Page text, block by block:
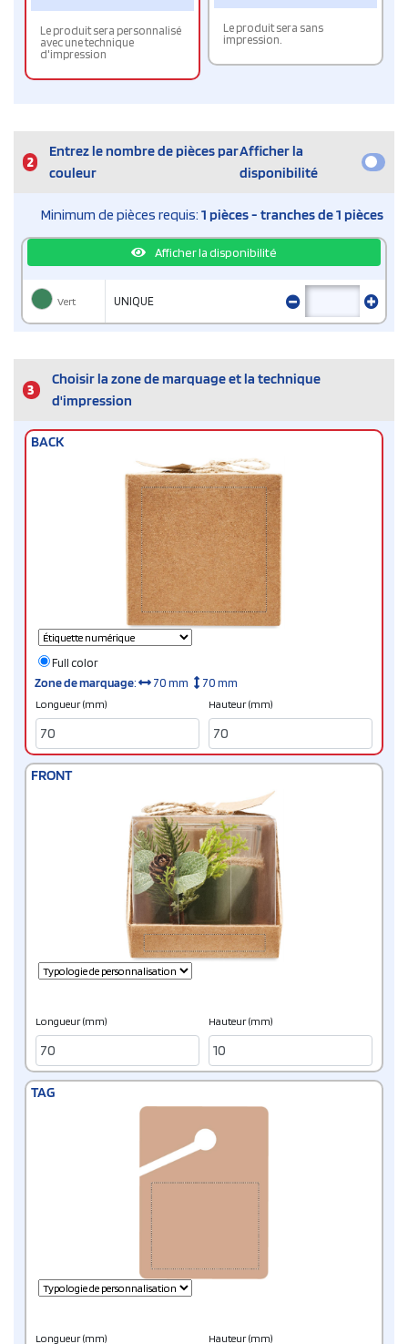
Le produit sera personnalisé
avec une technique
d'impression
Le produit sera sans
impression.
2
Entrez le nombre de pièces par
couleur
Afficher la
disponibilité
Minimum de pièces requis: 1 pièces - tranches de 1 pièces
Afficher la disponibilité
Vert UNIQUE
3
Choisir la zone de marquage et la technique
d'impression
BACK
Full color
Zone de marquage: 70 mm 70 mm
Longueur (mm) Hauteur (mm)
FRONT
Longueur (mm) Hauteur (mm)
TAG
Longueur (mm) Hauteur (mm)